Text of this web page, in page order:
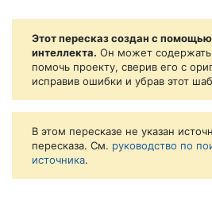
Этот пересказ создан с
интеллекта. Он может
помочь проекту, сверив его с
исправив ошибки и убрав этот
В этом пересказе не указан
пересказа. См. руководство по
источника.